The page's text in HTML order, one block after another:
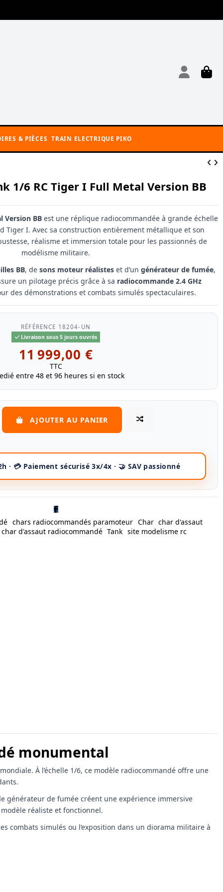
& PIÈCES TRAIN ELECTRIQUE PIKO
1/6 RC Tiger I Full Metal Version BB
Version BBest une réplique radiocommandée à grande échelle
Tiger I. Avec sa construction entièrement métallique et son
réalisme et immersion totale pour les passionnés de
modélisme militaire.
BB, de sons moteur réalistes et d’un générateur de fumée,
un pilotage précis grâce à sa radiocommande 2.4 GHz
des démonstrations et combats simulés spectaculaires.
RÉFÉRENCE 18204-UN
Livraison sous 5 jours ouvrés
11 999,00 €
TTC
entre 48 et 96 heures si en stock
AJOUTER AU PANIER
chars radiocommandés paramoteur Char char d'assaut
char d'assaut radiocommandé Tank site modelisme rc
monumental
À l’échelle 1/6, ce modèle radiocommandé offre une
générateur de fumée créent une expérience immersive
réaliste et fonctionnel.
combats simulés ou l’exposition dans un diorama militaire à